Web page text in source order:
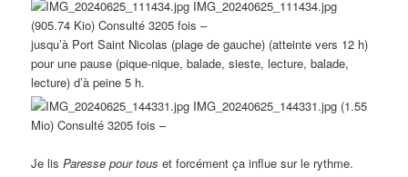
IMG_20240625_111434.jpg
(905.74 Kio) Consulté 3205 fois –
jusqu’à Port Saint Nicolas (plage de gauche) (atteinte vers 12 h)
pour une pause (pique-nique, balade, sieste, lecture, balade,
lecture) d’à peine 5 h.
IMG_20240625_144331.jpg (1.55
Mio) Consulté 3205 fois –
Je lisParesse pour tous et forcément ça influe sur le rythme.